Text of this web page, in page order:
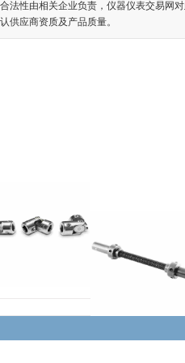
性由相关企业负责，仪器仪表交易网对
供应商资质及产品质量。